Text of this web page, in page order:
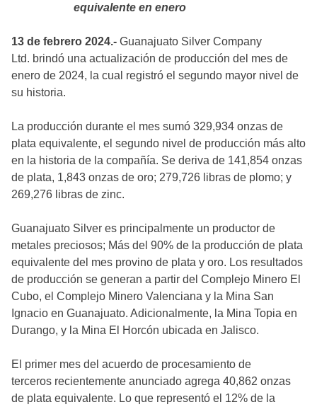
equivalente en enero
13 de febrero 2024.- Guanajuato Silver Company
Ltd. brindó una actualización de producción del mes de
enero de 2024, la cual registró el segundo mayor nivel de
su historia.
La producción durante el mes sumó 329,934 onzas de
plata equivalente, el segundo nivel de producción más alto
en la historia de la compañía. Se deriva de 141,854 onzas
de plata, 1,843 onzas de oro; 279,726 libras de plomo; y
269,276 libras de zinc.
Guanajuato Silver es principalmente un productor de
metales preciosos; Más del 90% de la producción de plata
equivalente del mes provino de plata y oro. Los resultados
de producción se generan a partir del Complejo Minero El
Cubo, el Complejo Minero Valenciana y la Mina San
Ignacio en Guanajuato. Adicionalmente, la Mina Topia en
Durango, y la Mina El Horcón ubicada en Jalisco.
El primer mes del acuerdo de procesamiento de
terceros recientemente anunciado agrega 40,862 onzas
de plata equivalente. Lo que representó el 12% de la